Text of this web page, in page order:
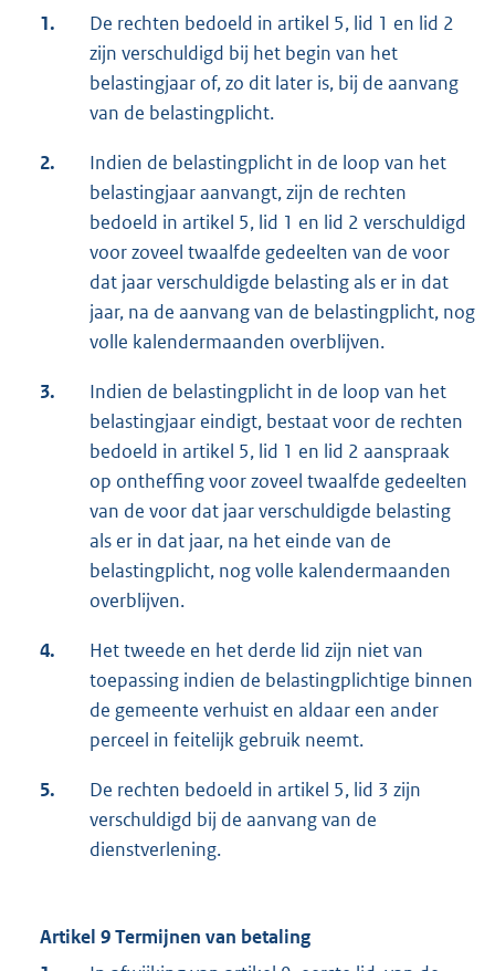
1.
De rechten bedoeld in artikel 5, lid 1 en lid 2
zijn verschuldigd bij het begin van het
belastingjaar of, zo dit later is, bij de aanvang
van de belastingplicht.
2.
Indien de belastingplicht in de loop van het
belastingjaar aanvangt, zijn de rechten
bedoeld in artikel 5, lid 1 en lid 2 verschuldigd
voor zoveel twaalfde gedeelten van de voor
dat jaar verschuldigde belasting als er in dat
jaar, na de aanvang van de belastingplicht, nog
volle kalendermaanden overblijven.
3.
Indien de belastingplicht in de loop van het
belastingjaar eindigt, bestaat voor de rechten
bedoeld in artikel 5, lid 1 en lid 2 aanspraak
op ontheffing voor zoveel twaalfde gedeelten
van de voor dat jaar verschuldigde belasting
als er in dat jaar, na het einde van de
belastingplicht, nog volle kalendermaanden
overblijven.
4.
Het tweede en het derde lid zijn niet van
toepassing indien de belastingplichtige binnen
de gemeente verhuist en aldaar een ander
perceel in feitelijk gebruik neemt.
5.
De rechten bedoeld in artikel 5, lid 3 zijn
verschuldigd bij de aanvang van de
dienstverlening.
Artikel 9 Termijnen van betaling